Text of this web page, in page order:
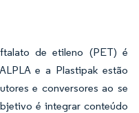
de etileno (PET) é
e a Plastipak estão
e conversores ao se
é integrar conteúdo